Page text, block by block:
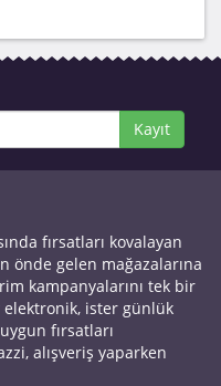
Kayıt
fırsatları kovalayan
önde gelen mağazalarına
kampanyalarını tek bir
elektronik, ister günlük
fırsatları
alışveriş yaparken